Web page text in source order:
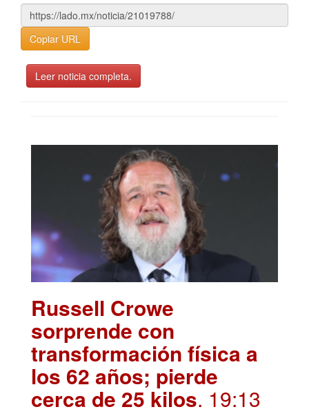
Copiar URL
Leer noticia completa.
Russell Crowe
sorprende con
transformación física a
los 62 años; pierde
cerca de 25 kilos. 19:13